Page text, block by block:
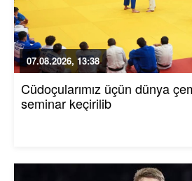
07.08.2026, 13:38
Cüdoçularımız üçün dünya
seminar keçirilib